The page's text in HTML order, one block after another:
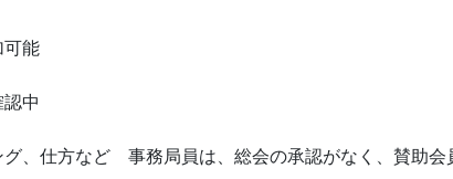
可能
中
グ、仕方など 事務局員は、総会の承認がなく、賛助